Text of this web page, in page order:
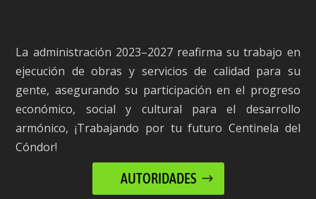
La administración 2023–2027 reafirma su trabajo en
ejecución de obras y servicios de calidad para su
gente, asegurando su participación en el progreso
económico, social y cultural para el desarrollo
armónico, ¡Trabajando por tu futuro Centinela del
Cóndor!
AUTORIDADES